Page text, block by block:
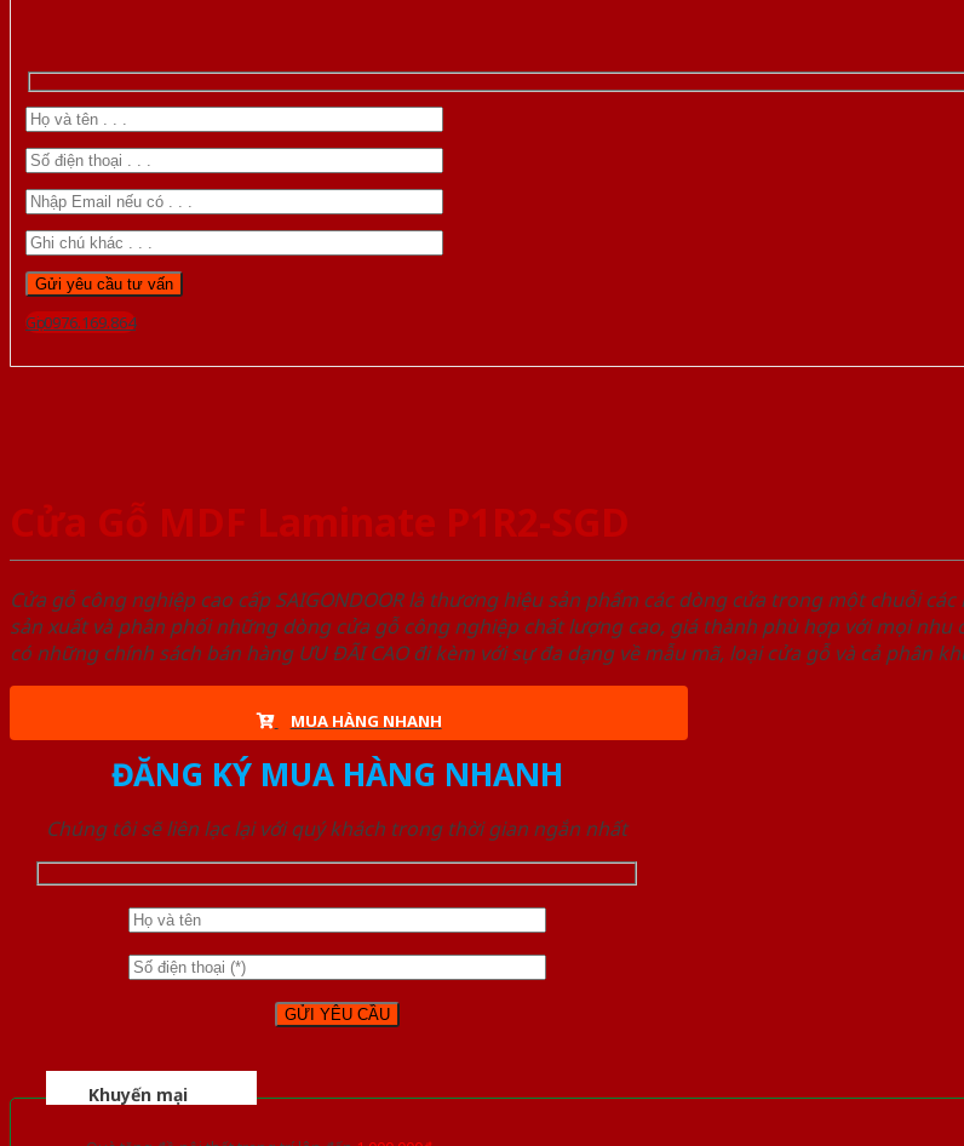
Gọi 0976.169.864
Cửa Gỗ MDF Laminate P1R2-SGD
Cửa gỗ công nghiệp cao cấp SAIGONDOOR là thương hiệu sản phẩm các dòng cửa trong một chuỗi
sản xuất và phân phối những dòng cửa gỗ công nghiệp chất lượng cao, giá thành phù hợp với mọi nhu
có những chính sách bán hàng ƯU ĐÃI CAO đi kèm với sự đa dạng về mẫu mã, loại cửa gỗ và cả phân
MUA HÀNG NHANH
ĐĂNG KÝ MUA HÀNG NHANH
Chúng tôi sẽ liên lạc lại với quý khách trong thời gian ngắn nhất
Khuyến mại